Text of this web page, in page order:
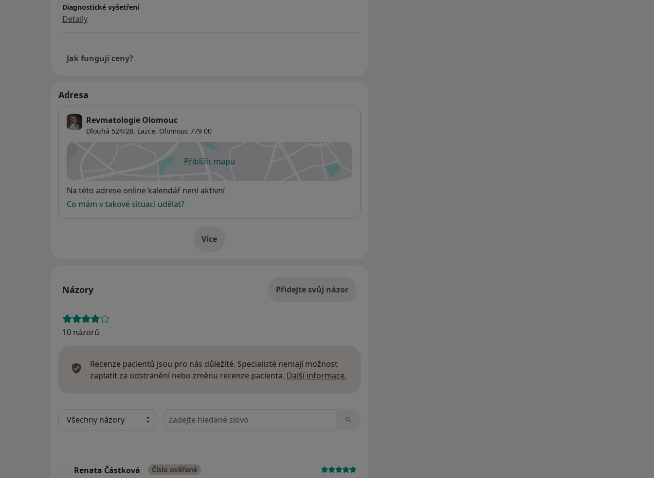
Diagnostické vyšetření
Detaily
Jak fungují ceny?
Adresa
Revmatologie Olomouc
Dlouhá 524/28, Lazce, Olomouc 779 00
Přiblížit mapuse otevře v nové záložce
Dostupnost
Na této adrese online kalendář není aktivní
Co mám v takové situaci udělat?
Víceo adrese
Názory Přidejte svůj názor
10 názorů
Recenze pacientů jsou pro nás důležité. Specialisté nemají možnost
zaplatit za odstranění nebo změnu recenze pacienta. Další informace.
Hledejte v názorech
Renata Částková Číslo ověřené